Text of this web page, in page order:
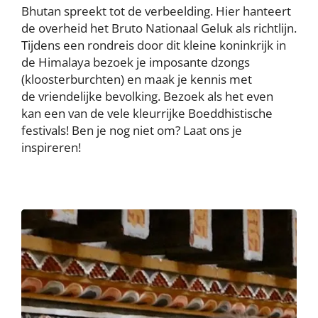
Bhutan spreekt tot de verbeelding. Hier hanteert
de overheid het Bruto Nationaal Geluk als richtlijn.
Tijdens een rondreis door dit kleine koninkrijk in
de Himalaya bezoek je imposante dzongs
(kloosterburchten) en maak je kennis met
de vriendelijke bevolking. Bezoek als het even
kan een van de vele kleurrijke Boeddhistische
festivals! Ben je nog niet om? Laat ons je
inspireren!
Image
Image